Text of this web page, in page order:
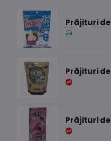
Prăjituri de
Prăjituri
Prăjituri